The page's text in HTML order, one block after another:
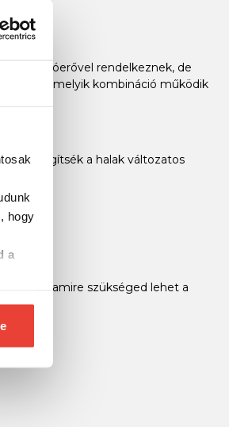
hogy
a
felhajtóerővel rendelkeznek, de
neked melyik kombináció működik
kielégítsék a halak változatos
amire szükséged lehet a